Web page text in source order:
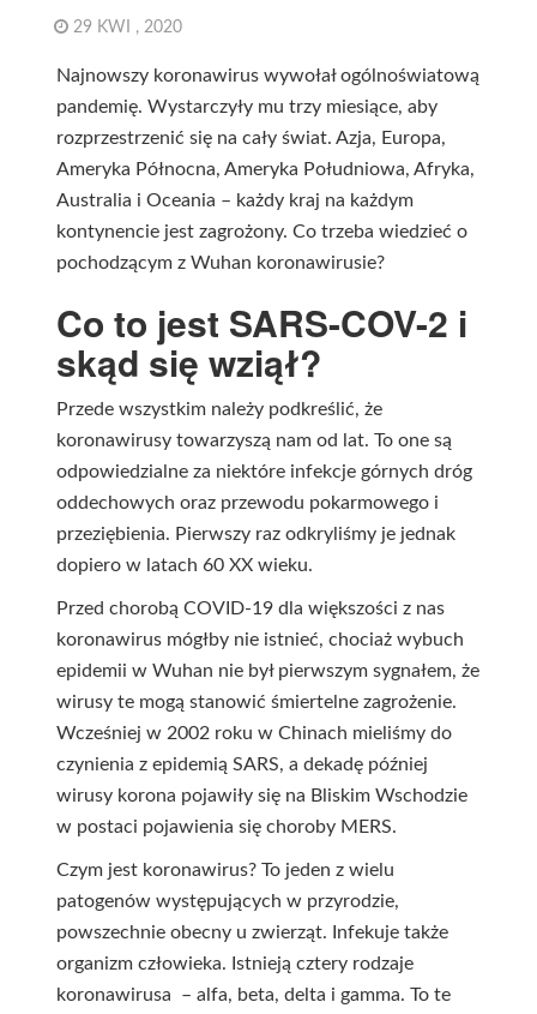
29 KWI , 2020
Najnowszy koronawirus wywołał ogólnoświatową
pandemię. Wystarczyły mu trzy miesiące, aby
rozprzestrzenić się na cały świat. Azja, Europa,
Ameryka Północna, Ameryka Południowa, Afryka,
Australia i Oceania – każdy kraj na każdym
kontynencie jest zagrożony. Co trzeba wiedzieć o
pochodzącym z Wuhan koronawirusie?
Co to jest SARS-COV-2 i
skąd się wziął?
Przede wszystkim należy podkreślić, że
koronawirusy towarzyszą nam od lat. To one są
odpowiedzialne za niektóre infekcje górnych dróg
oddechowych oraz przewodu pokarmowego i
przeziębienia. Pierwszy raz odkryliśmy je jednak
dopiero w latach 60 XX wieku.
Przed chorobą COVID-19 dla większości z nas
koronawirus mógłby nie istnieć, chociaż wybuch
epidemii w Wuhan nie był pierwszym sygnałem, że
wirusy te mogą stanowić śmiertelne zagrożenie.
Wcześniej w 2002 roku w Chinach mieliśmy do
czynienia z epidemią SARS, a dekadę później
wirusy korona pojawiły się na Bliskim Wschodzie
w postaci pojawienia się choroby MERS.
Czym jest koronawirus? To jeden z wielu
patogenów występujących w przyrodzie,
powszechnie obecny u zwierząt. Infekuje także
organizm człowieka. Istnieją cztery rodzaje
koronawirusa – alfa, beta, delta i gamma. To te